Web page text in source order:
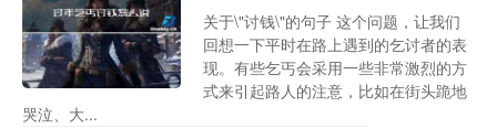
关于\"讨钱\"的句子 这个问题，让我们
回想一下平时在路上遇到的乞讨者的表
现。有些乞丐会采用一些非常激烈的方
式来引起路人的注意，比如在街头跪地
哭泣、大...